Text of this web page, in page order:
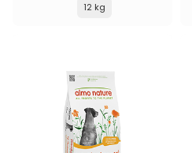
12 kg